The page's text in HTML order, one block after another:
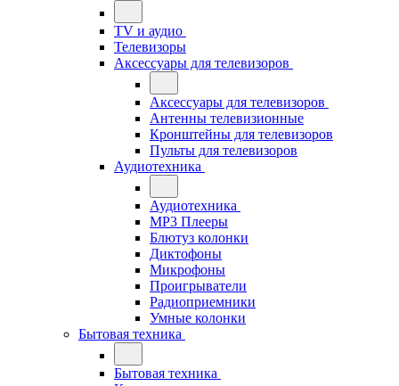
TV и аудио
Телевизоры
Аксессуары для телевизоров
Аксессуары для телевизоров
Антенны телевизионные
Кронштейны для телевизоров
Пульты для телевизоров
Аудиотехника
Аудиотехника
MP3 Плееры
Блютуз колонки
Диктофоны
Микрофоны
Проигрыватели
Радиоприемники
Умные колонки
Бытовая техника
Бытовая техника